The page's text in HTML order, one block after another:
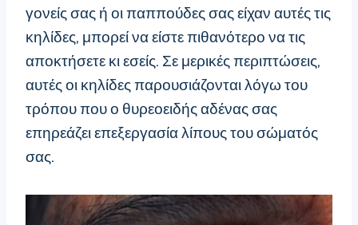
γονείς σας ή οι παππούδες σας είχαν αυτές τις
κηλίδες, μπορεί να είστε πιθανότερο να τις
αποκτήσετε κι εσείς. Σε μερικές περιπτώσεις,
αυτές οι κηλίδες παρουσιάζονται λόγω του
τρόπου που ο θυρεοειδής αδένας σας
επηρεάζει επεξεργασία λίπους του σώματός
σας.